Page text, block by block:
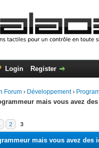
Login Register
Forum › Développement›
mais vous avez
2 3
mais vous avez des